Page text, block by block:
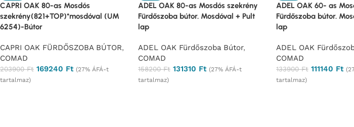
CAPRI OAK 80-as Mosdós
szekrény(821+TOP)*mosdóval (UM
6254)-Bútor
CAPRI OAK FÜRDŐSZOBA BÚTOR,
COMAD
203900Ft 169240 Ft (27% ÁFÁ-t
tartalmaz)
ADEL OAK 80-as Mosdós szekrény
Fürdőszoba bútor. Mosdóval + Pult
lap
ADEL OAK Fürdőszoba Bútor,
COMAD
158200Ft 131310 Ft (27% ÁFÁ-t
tartalmaz)
ADEL OAK 60- as
Fürdőszoba bútor.
lap
ADEL OAK
COMAD
133900Ft 111140 Ft
tartalmaz)